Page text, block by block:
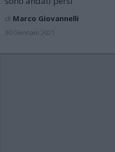
di Marco Giovannelli
30 Gennaio 2021